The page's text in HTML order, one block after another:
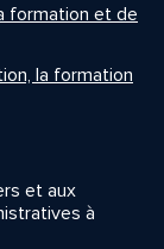
formation et de
la formation
et aux
à